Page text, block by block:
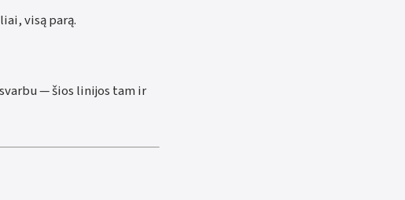
visą parą.
— šios linijos tam ir